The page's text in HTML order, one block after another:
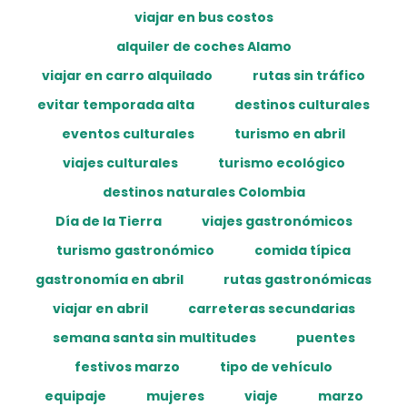
viajar en bus costos
alquiler de coches Alamo
viajar en carro alquilado
rutas sin tráfico
evitar temporada alta
destinos culturales
eventos culturales
turismo en abril
viajes culturales
turismo ecológico
destinos naturales Colombia
Día de la Tierra
viajes gastronómicos
turismo gastronómico
comida típica
gastronomía en abril
rutas gastronómicas
viajar en abril
carreteras secundarias
semana santa sin multitudes
puentes
festivos marzo
tipo de vehículo
equipaje
mujeres viaje
marzo